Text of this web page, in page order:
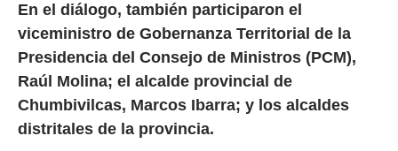
En el diálogo, también participaron el
viceministro de Gobernanza Territorial de la
Presidencia del Consejo de Ministros (PCM),
Raúl Molina; el alcalde provincial de
Chumbivilcas, Marcos Ibarra; y los alcaldes
distritales de la provincia.